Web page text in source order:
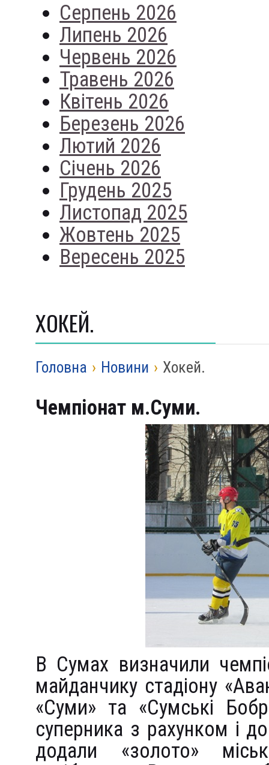
Серпень 2026
Липень 2026
Червень 2026
Травень 2026
Квітень 2026
Березень 2026
Лютий 2026
Січень 2026
Грудень 2025
Листопад 2025
Жовтень 2025
Вересень 2025
ХОКЕЙ.
Головна › Новини › Хокей.
Чемпіонат м.Суми.
В Сумах визначили
майданчику стадіону
«Суми» та «Сумські
суперника з рахунком і
додали «золото»